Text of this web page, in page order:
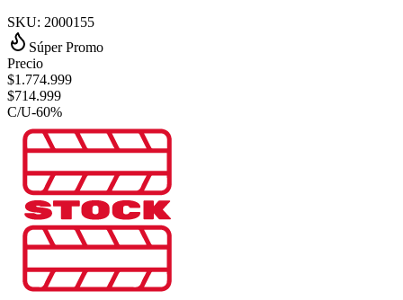
SKU: 2000155
Súper Promo
Precio
$1.774.999
$714.999
C/U-60%